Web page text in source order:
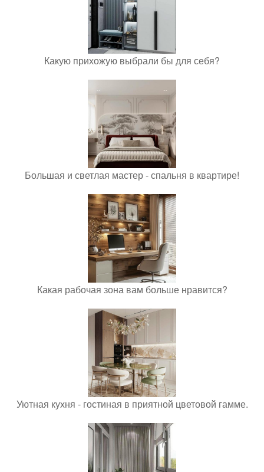
Какую прихожую выбрали бы для себя?
Большая и светлая мастер - спальня в квартире!
Какая рабочая зона вам больше нравится?
Уютная кухня - гостиная в приятной цветовой гамме.